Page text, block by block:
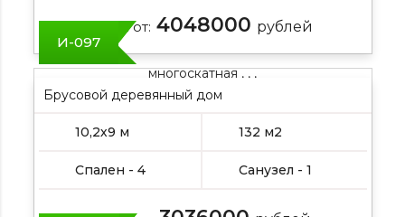
Цена от: 4048000 рублей
многоскатная , , ,
И-097
Брусовой деревянный дом
10,2х9 м 132 м2
Спален - 4 Санузел - 1